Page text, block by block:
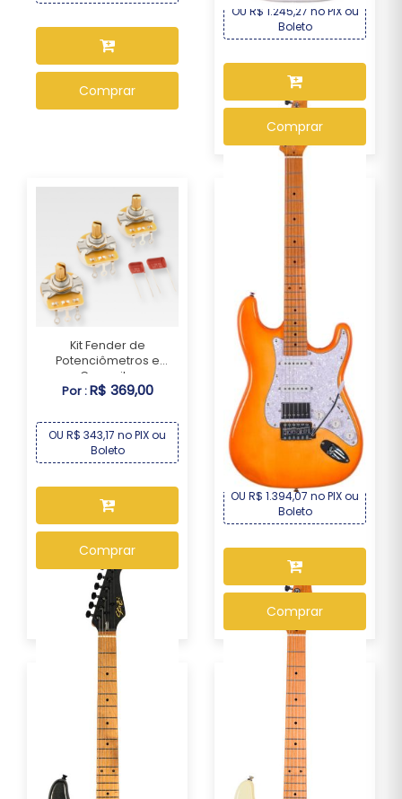
Comprar
OU R$ 1.245,27 no PIX ou
Boleto
Comprar
Kit Fender de
Potenciômetros e
Capacit...
Por :R$ 369,00
OU R$ 343,17 no PIX ou
Boleto
Comprar
Guitarra Seizi Fun
Vintage Budokan – S...
R$ 1.499,00
OU R$ 1.394,07 no PIX ou
Boleto
Comprar